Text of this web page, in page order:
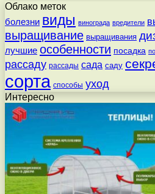
Облако меток
болезни виды винограда вредители
выращивание выращивания
лучшие особенности посадка
рассаду рассады сада саду
сорта способы уход
Интересно